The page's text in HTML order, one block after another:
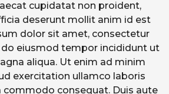
cupidatat non proident,
deserunt mollit anim id est
dolor sit amet, consectetur
do eiusmod tempor incididunt ut
aliqua. Ut enim ad minim
exercitation ullamco laboris
commodo consequat. Duis aute